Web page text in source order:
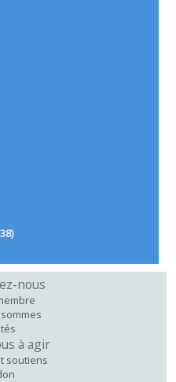
nous
à agir
soutiens